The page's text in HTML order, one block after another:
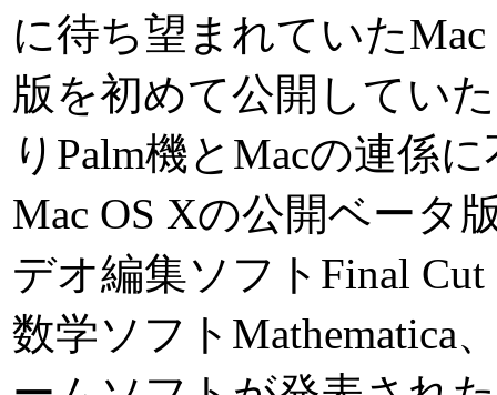
に待ち望まれていたMac
版を初めて公開してい
りPalm機とMacの連係
Mac OS Xの公開ベータ
デオ編集ソフトFinal
数学ソフトMathematica